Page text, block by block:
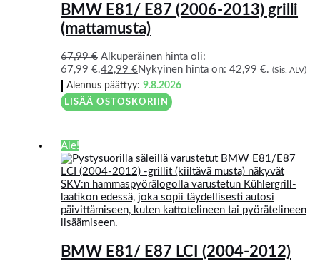
BMW E81/ E87 (2006-2013) grilli
(mattamusta)
67,99€ Alkuperäinen hinta oli:
67,99 €.42,99€Nykyinen hinta on: 42,99 €. (Sis. ALV)
Alennus päättyy:9.8.2026
LISÄÄ OSTOSKORIIN
Ale!
BMW E81/ E87 LCI (2004-2012)